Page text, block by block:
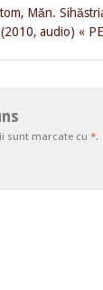
Măn.
audio) «
sunt marcate cu *.